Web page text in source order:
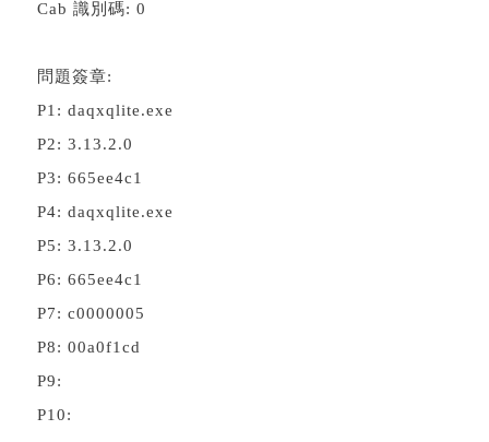
Cab 識別碼: 0
問題簽章:
P1: daqxqlite.exe
P2: 3.13.2.0
P3: 665ee4c1
P4: daqxqlite.exe
P5: 3.13.2.0
P6: 665ee4c1
P7: c0000005
P8: 00a0f1cd
P9:
P10: